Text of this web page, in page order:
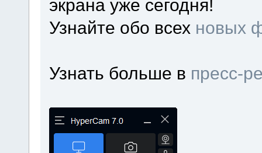
экрана уже сегодня!
Узнайте обо всех новых
Узнать больше в пресс-